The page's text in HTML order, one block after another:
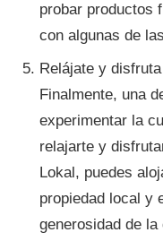
probar productos
con algunas de
Relájate y
Finalmente, una
experimentar la
relajarte y
Lokal, puedes
propiedad local y
generosidad de